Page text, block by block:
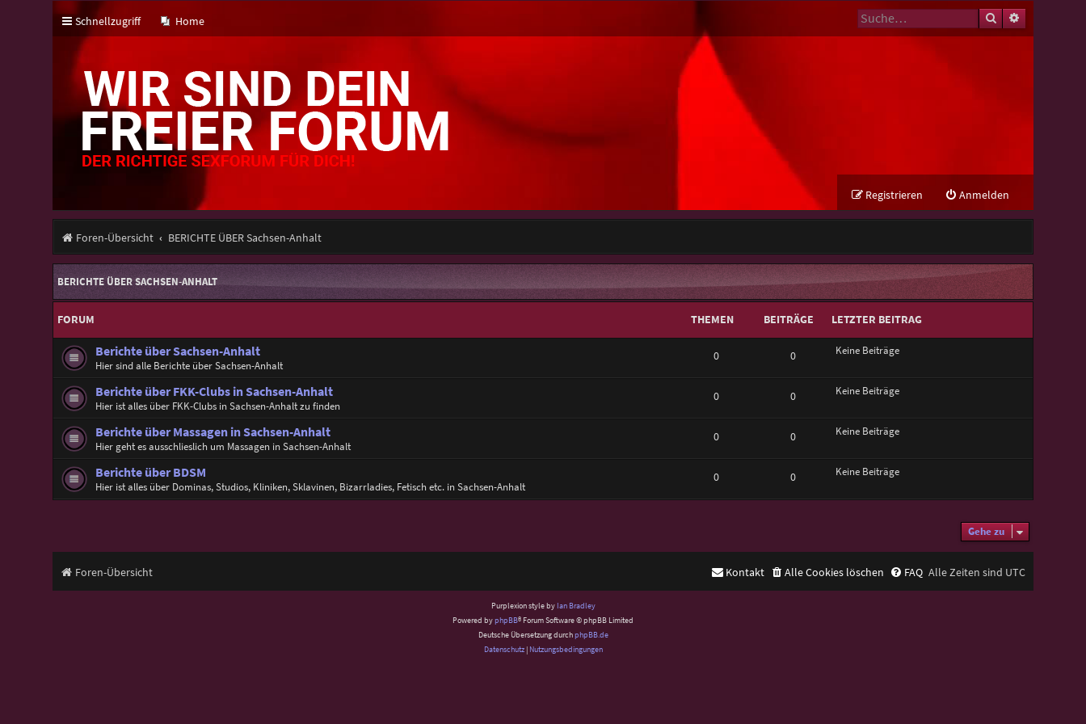
Schnellzugriff Home Suche
Anmelden
Registrieren
Foren-Übersicht BERICHTE ÜBER Sachsen-Anhalt
BERICHTE ÜBER SACHSEN-ANHALT
FORUM THEMEN BEITRÄGE LETZTER BEITRAG
Berichte über Sachsen-Anhalt
Hier sind alle Berichte über Sachsen-Anhalt
0 0 Keine Beiträge
Berichte über FKK-Clubs in Sachsen-Anhalt
Hier ist alles über FKK-Clubs in Sachsen-Anhalt zu finden
0 0 Keine Beiträge
Berichte über Massagen in Sachsen-Anhalt
Hier geht es ausschlieslich um Massagen in Sachsen-Anhalt
0 0 Keine Beiträge
Berichte über BDSM
Hier ist alles über Dominas, Studios, Kliniken, Sklavinen, Bizarrladies, Fetisch etc. in Sachsen-Anhalt
0 0 Keine Beiträge
Gehe zu
Foren-Übersicht Alle Zeiten sind UTC
FAQ
Alle Cookies löschen
Kontakt
Purplexion style by Ian Bradley
Powered byphpBB® Forum Software © phpBB Limited
Deutsche Übersetzung durchphpBB.de
Datenschutz| Nutzungsbedingungen